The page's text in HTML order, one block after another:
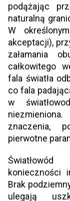
podążając
naturalną
W
akceptacji),
załamania
całkowitego
fala światła
co fala
w
znaczenia,
pierwotne
konieczności
Brak
ulegają